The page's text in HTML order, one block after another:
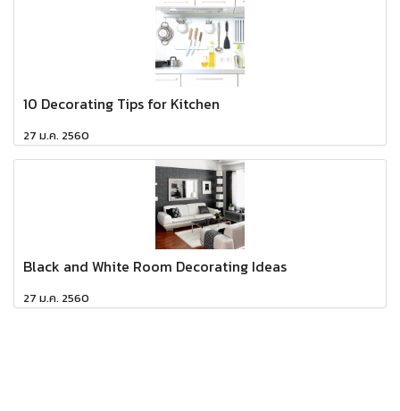
10 Decorating Tips for Kitchen
27 ม.ค. 2560
Black and White Room Decorating Ideas
27 ม.ค. 2560